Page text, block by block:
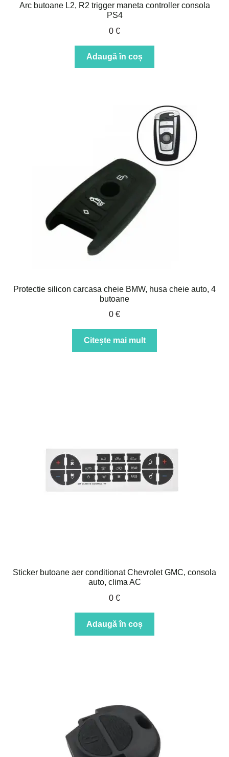
Arc butoane L2, R2 trigger maneta controller consola
PS4
0 €
Adaugă în coș
Protectie silicon carcasa cheie BMW, husa cheie auto, 4
butoane
0 €
Citește mai mult
Sticker butoane aer conditionat Chevrolet GMC, consola
auto, clima AC
0 €
Adaugă în coș